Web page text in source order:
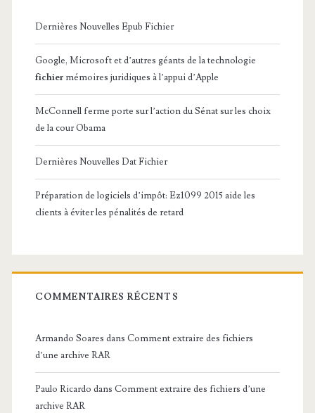
Dernières Nouvelles Epub Fichier
Google, Microsoft et d’autres géants de la technologie
fichier mémoires juridiques à l’appui d’Apple
McConnell ferme porte sur l’action du Sénat sur les choix
de la cour Obama
Dernières Nouvelles Dat Fichier
Préparation de logiciels d’impôt: Ez1099 2015 aide les
clients à éviter les pénalités de retard
COMMENTAIRES RÉCENTS
Armando Soares dans Comment extraire des fichiers
d’une archive RAR
Paulo Ricardo dans Comment extraire des fichiers d’une
archive RAR